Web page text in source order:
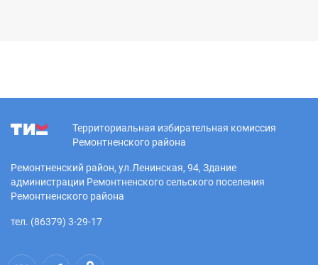
Территориальная избирательная комиссия
Ремонтненского района
Ремонтненский район, ул.Ленинская, 94, Здание
администрации Ремонтненского сельского поселения
Ремонтненского района
тел. (86379) 3-29-17